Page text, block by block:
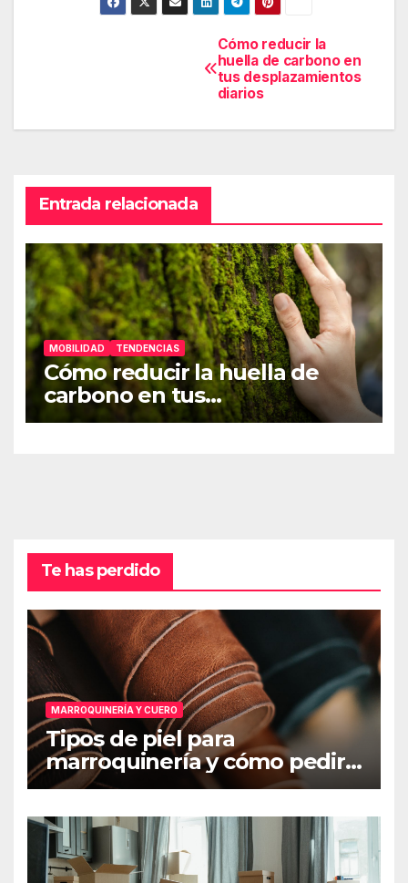
Cómo reducir la
huella de carbono en
tus desplazamientos
diarios
Entrada relacionada
MOBILIDAD TENDENCIAS
Cómo reducir la huella de
carbono en tus
desplazamientos diarios
Te has perdido
MARROQUINERÍA Y CUERO
Tipos de piel para
marroquinería y cómo pedir
muestras